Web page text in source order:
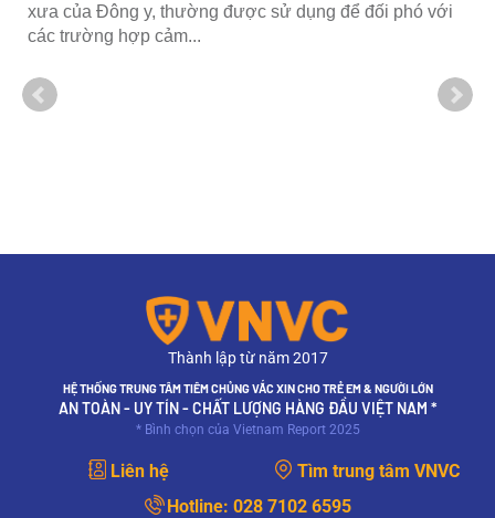
xưa của Đông y, thường được sử dụng để đối phó với
các trường hợp cảm...
Thành lập từ năm 2017
HỆ THỐNG TRUNG TÂM TIÊM CHỦNG VẮC XIN CHO TRẺ EM & NGƯỜI LỚN
AN TOÀN - UY TÍN - CHẤT LƯỢNG HÀNG ĐẦU VIỆT NAM *
* Bình chọn của Vietnam Report 2025
Liên hệ
Tìm trung tâm VNVC
Hotline: 028 7102 6595